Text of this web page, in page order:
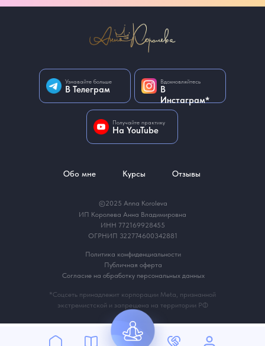
Узнавайте больше
В Телеграм
Вдохновляйтесь
В
Инстаграм*
Получайте практику
На YouTube
Обо мне
*Соцсеть принадлежит корпорации Meta, признанной
экстремистской и запрещена на территории РФ
Политика конфиденциальности
Публичная оферта
Согласие на обработку персональных данных
©2025 Anna Koroleva
ИП Королева Анна Владимировна
ИНН 772169928455
ОГРНИП 322774600342881
Курсы Отзывы